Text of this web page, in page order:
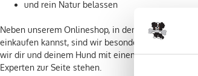
und rein Natur belassen
Neben unserem Onlineshop, in dem du deine
einkaufen kannst, sind wir besonders stolz auf
wir dir und deinem Hund mit einem kleinen Team
Experten zur Seite stehen.